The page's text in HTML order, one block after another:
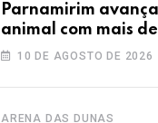
Parnamirim
animal com mais
vacinados contra a
10 DE AGOSTO DE 2026
ARENA DAS DUNAS